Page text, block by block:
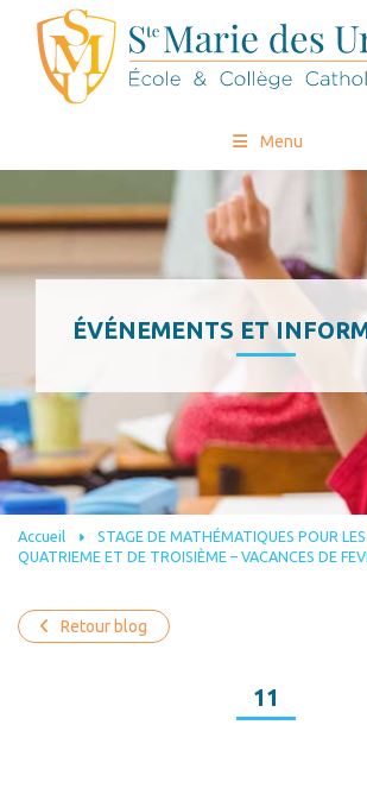
Menu
ÉVÉNEMENTS ET
Accueil
STAGE DE MATHÉMATIQUES POUR LES
QUATRIEME ET DE TROISIÈME – VACANCES DE
Retour blog
11